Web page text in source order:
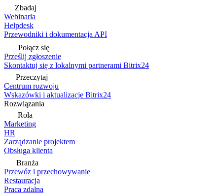
Zbadaj
Webinaria
Helpdesk
Przewodniki i dokumentacja API
Połącz się
Prześlij zgłoszenie
Skontaktuj się z lokalnymi partnerami Bitrix24
Przeczytaj
Centrum rozwoju
Wskazówki i aktualizacje Bitrix24
Rozwiązania
Rola
Marketing
HR
Zarządzanie projektem
Obsługa klienta
Branża
Przewóz i przechowywanie
Restauracja
Praca zdalna